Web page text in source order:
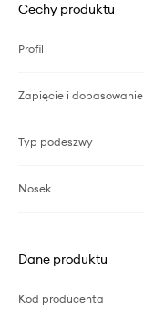
Cechy produktu
Profil
Zapięcie i dopasowanie
Typ podeszwy
Nosek
Dane produktu
Kod producenta